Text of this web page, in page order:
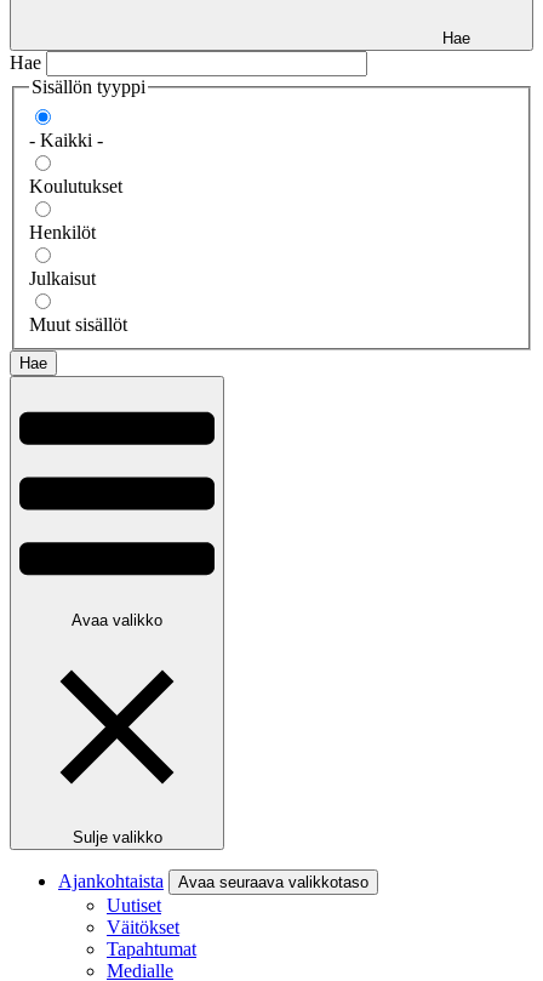
Hae
Hae
Sisällön tyyppi
- Kaikki -
Koulutukset
Henkilöt
Julkaisut
Muut sisällöt
Avaa valikko
Sulje valikko
Ajankohtaista Avaa seuraava valikkotaso
Uutiset
Väitökset
Tapahtumat
Medialle